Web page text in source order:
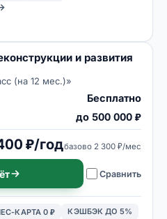
и развития
(на 12 мес.)»
Бесплатно
до 500 000 ₽
₽/годбазово 2 300 ₽/мес
Сравнить
КАРТА 0 ₽ КЭШБЭК ДО 5%